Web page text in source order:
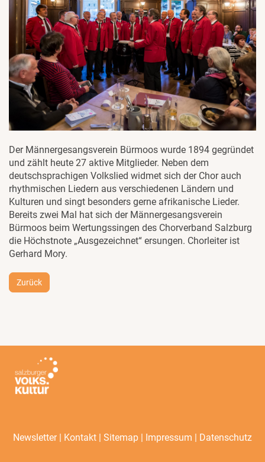
Der Männergesangsverein Bürmoos wurde 1894 gegründet
und zählt heute 27 aktive Mitglieder. Neben dem
deutschsprachigen Volkslied widmet sich der Chor auch
rhythmischen Liedern aus verschiedenen Ländern und
Kulturen und singt besonders gerne afrikanische Lieder.
Bereits zwei Mal hat sich der Männergesangsverein
Bürmoos beim Wertungssingen des Chorverband Salzburg
die Höchstnote „Ausgezeichnet“ ersungen. Chorleiter ist
Gerhard Mory.
Zurück
Newsletter | Kontakt | Sitemap | Impressum | Datenschutz